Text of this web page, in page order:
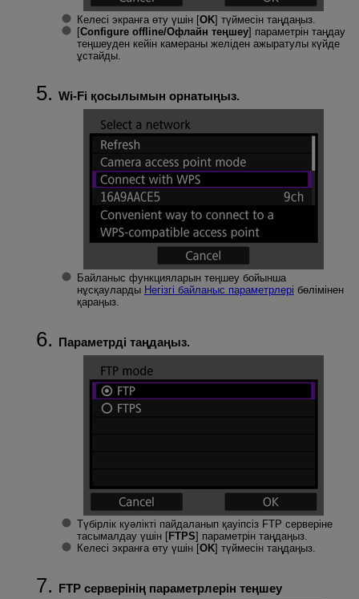
Келесі экранға өту үшін [OK] түймесін таңдаңыз.
[Configure offline/Офлайн теңшеу] параметрін таңдау
теңшеуден кейін камераны желіден ажыратулы күйде
ұстайды.
Wi-Fi қосылымын орнатыңыз.
Байланыс функцияларын теңшеу бойынша
нұсқауларды Негізгі байланыс параметрлері бөлімінен
қараңыз.
Параметрді таңдаңыз.
Түбірлік куәлікті пайдаланып қауіпсіз FTP серверіне
тасымалдау үшін [FTPS] параметрін таңдаңыз.
Келесі экранға өту үшін [OK] түймесін таңдаңыз.
FTP серверінің параметрлерін теңшеу